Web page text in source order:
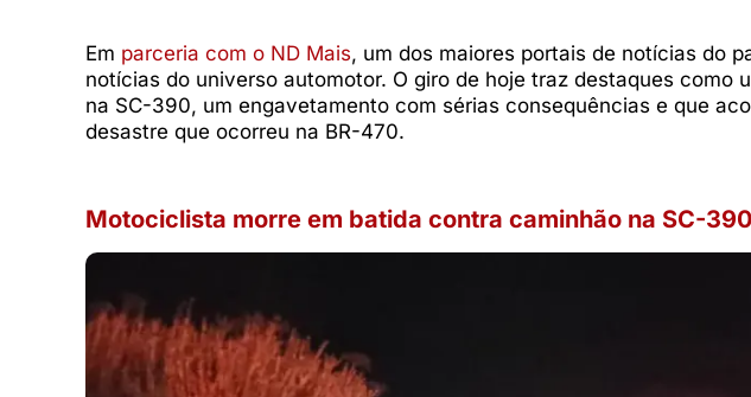
Em parceria com o ND Mais, um dos maiores portais de notícias do
notícias do universo automotor. O giro de hoje traz destaques como
na SC-390, um engavetamento com sérias consequências e que
desastre que ocorreu na BR-470.
Motociclista morre em batida contra caminhão na SC-